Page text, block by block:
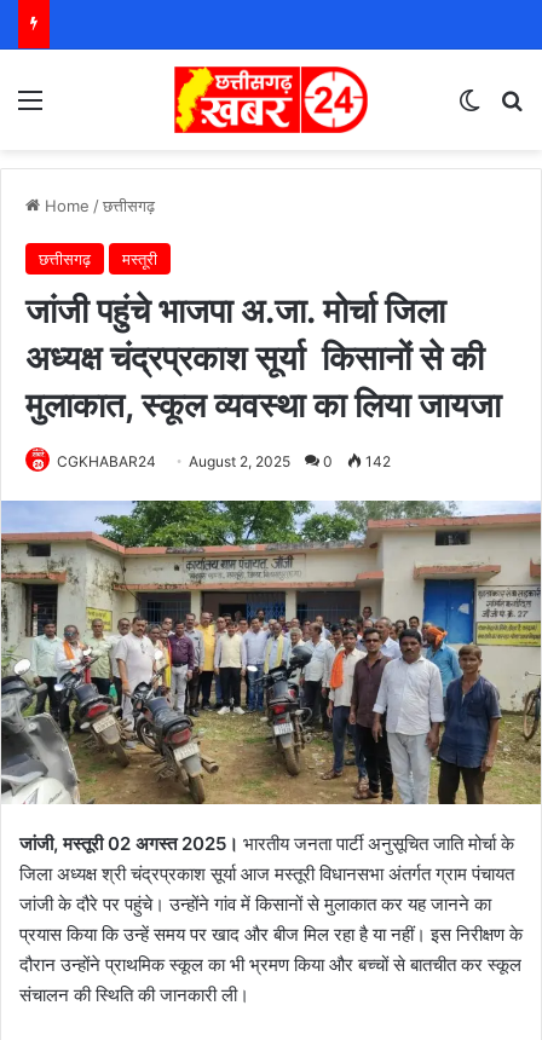
Home /छत्तीसगढ़
छत्तीसगढ़ मस्तूरी
जांजी पहुंचे भाजपा अ.जा. मोर्चा जिला
अध्यक्ष चंद्रप्रकाश सूर्या किसानों से की
मुलाकात, स्कूल व्यवस्था का लिया जायजा
CGKHABAR24 August 2, 2025 0 142
जांजी, मस्तूरी 02 अगस्त 2025। भारतीय जनता पार्टी अनुसूचित जाति मोर्चा के
जिला अध्यक्ष श्री चंद्रप्रकाश सूर्या आज मस्तूरी विधानसभा अंतर्गत ग्राम पंचायत
जांजी के दौरे पर पहुंचे। उन्होंने गांव में किसानों से मुलाकात कर यह जानने का
प्रयास किया कि उन्हें समय पर खाद और बीज मिल रहा है या नहीं। इस निरीक्षण के
दौरान उन्होंने प्राथमिक स्कूल का भी भ्रमण किया और बच्चों से बातचीत कर स्कूल
संचालन की स्थिति की जानकारी ली।